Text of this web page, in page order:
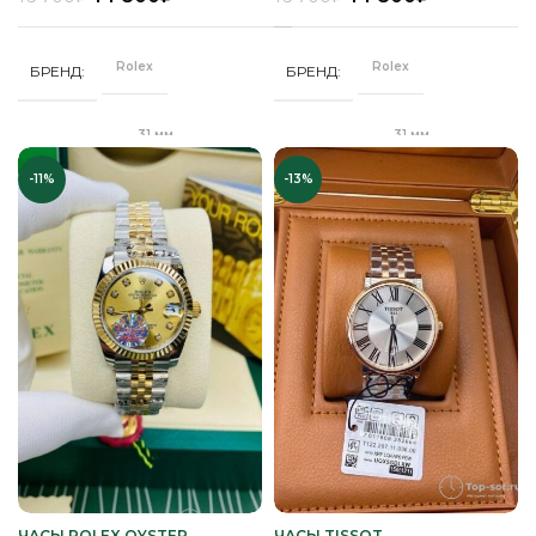
РЕМЕНЬ
Сапфировое
ЦВЕТ БРАСЛЕТА Серебро
ЦВЕТ КОРПУСА Серебро
ЦИФЕРБЛАТ Фиолетовый
РЕМЕНЬ
Сапфировое
ЦВЕТ БРАСЛЕТА Серебро
ЦВЕТ КОРПУСА Серебро
ЦИФЕРБЛАТ Белый
БРЕНД Rolex
31 мм
ЗАСТЕЖКА Клипса
КОРПУС
Качественная
часовая сталь
МЕХАНИЗМ Механика
ПОКРЫТИЕ
Полное защитное
IPS покрытие
ПОЛ Часы женские
БРЕНД Rolex
31 мм
ЗАСТЕЖКА Клипса
КОРПУС
Качественная
часовая сталь
МЕХАНИЗМ Механика
ПОКРЫТИЕ
Полное
защитное IPS
покрытие
Часы женские
-11% -13%